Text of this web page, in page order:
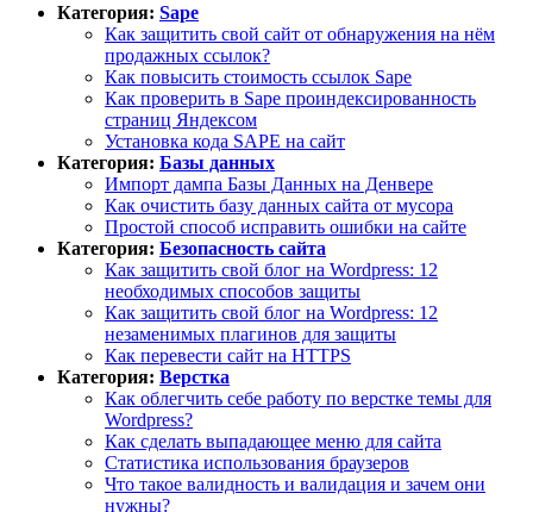
Категория: Sape
Как защитить свой сайт от обнаружения на нём
продажных ссылок?
Как повысить стоимость ссылок Sape
Как проверить в Sape проиндексированность
страниц Яндексом
Установка кода SAPE на сайт
Категория: Базы данных
Импорт дампа Базы Данных на Денвере
Как очистить базу данных сайта от мусора
Простой способ исправить ошибки на сайте
Категория: Безопасность сайта
Как защитить свой блог на Wordpress: 12
необходимых способов защиты
Как защитить свой блог на Wordpress: 12
незаменимых плагинов для защиты
Как перевести сайт на HTTPS
Категория: Верстка
Как облегчить себе работу по верстке темы для
Wordpress?
Как сделать выпадающее меню для сайта
Статистика использования браузеров
Что такое валидность и валидация и зачем они
нужны?